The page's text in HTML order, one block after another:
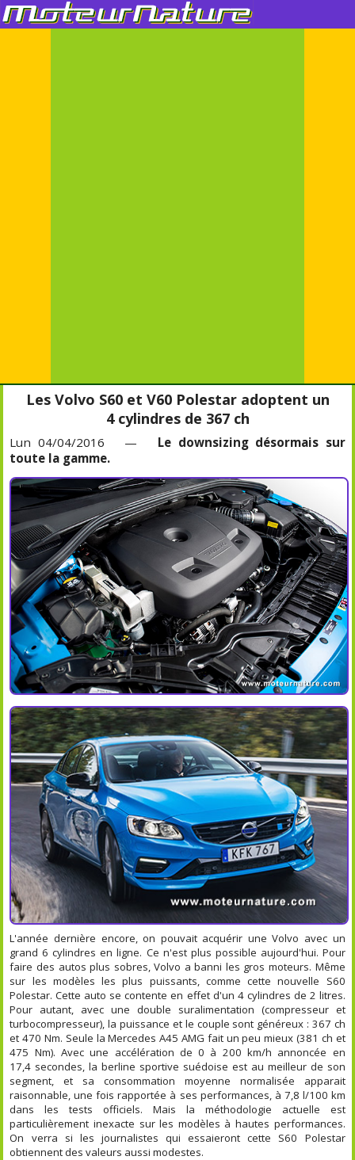
Les Volvo S60 et V60 Polestar adoptent un
4 cylindres de 367 ch
Lun 04/04/2016 — Le downsizing désormais sur
toute la gamme.
L'année dernière encore, on pouvait acquérir une Volvo avec un
grand 6 cylindres en ligne. Ce n'est plus possible aujourd'hui. Pour
faire des autos plus sobres, Volvo a banni les gros moteurs. Même
sur les modèles les plus puissants, comme cette nouvelle S60
Polestar. Cette auto se contente en effet d'un 4 cylindres de 2 litres.
Pour autant, avec une double suralimentation (compresseur et
turbocompresseur), la puissance et le couple sont généreux : 367 ch
et 470 Nm. Seule la Mercedes A45 AMG fait un peu mieux (381 ch et
475 Nm). Avec une accélération de 0 à 200 km/h annoncée en
17,4 secondes, la berline sportive suédoise est au meilleur de son
segment, et sa consommation moyenne normalisée apparait
raisonnable, une fois rapportée à ses performances, à 7,8 l/100 km
dans les tests officiels. Mais la méthodologie actuelle est
particulièrement inexacte sur les modèles à hautes performances.
On verra si les journalistes qui essaieront cette S60 Polestar
obtiennent des valeurs aussi modestes.